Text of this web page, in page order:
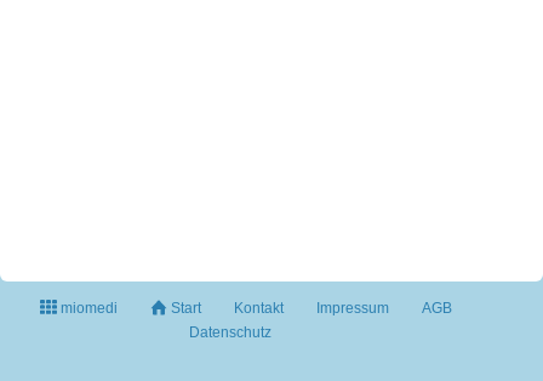
miomedi Start Kontakt Impressum
AGB
Datenschutz